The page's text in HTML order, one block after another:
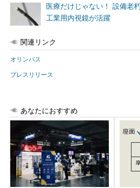
医療だけじゃない！ 設備老
工業用内視鏡が活躍
関連リンク
オリンパス
プレスリリース
あなたにおすすめ